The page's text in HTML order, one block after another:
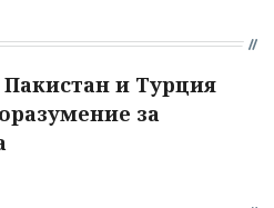
и Турция
за